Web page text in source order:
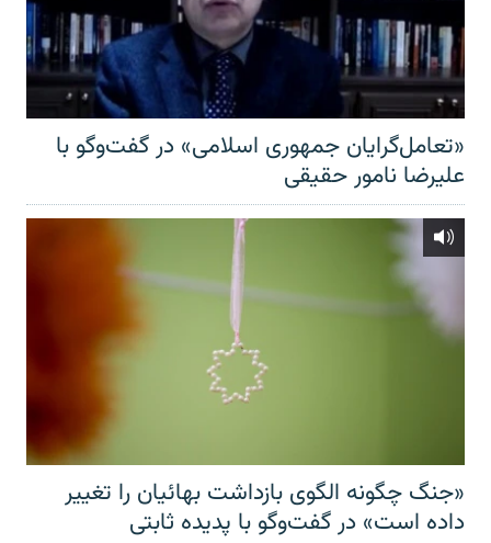
«تعامل‌گرایان جمهوری اسلامی» در گفت‌وگو با
علیرضا نامور حقیقی
«جنگ چگونه الگوی بازداشت بهائیان را تغییر
داده است» در گفت‌وگو با پدیده ثابتی